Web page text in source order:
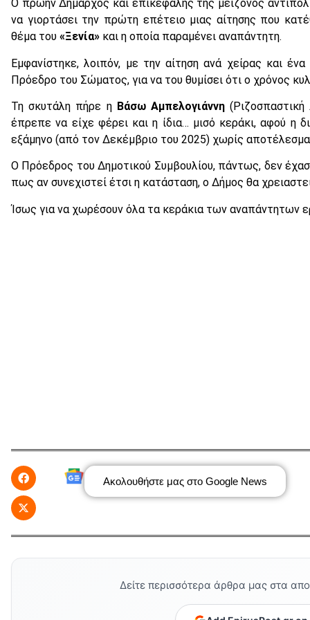
Ο πρώην Δήμαρχος και επικεφαλής της μείζονος
να γιορτάσει την πρώτη επέτειο μιας αίτησης που
θέμα του «Ξενία» και η οποία παραμένει αναπάντητη.
Εμφανίστηκε, λοιπόν, με την αίτηση ανά χείρας και
Πρόεδρο του Σώματος, για να του θυμίσει ότι ο χρόνος
Τη σκυτάλη πήρε η Βάσω Αμπελογιάννη(Ριζοσπαστική
έπρεπε να είχε φέρει και η ίδια… μισό κεράκι, αφού η
εξάμηνο (από τον Δεκέμβριο του 2025) χωρίς
Ο Πρόεδρος του Δημοτικού Συμβουλίου, πάντως, δεν
πως αν συνεχιστεί έτσι η κατάσταση, ο Δήμος θα
Ίσως για να χωρέσουν όλα τα κεράκια των αναπάντητων
Ακολουθήστε μας στο Google News
Δείτε περισσότερα άρθρα μας στα